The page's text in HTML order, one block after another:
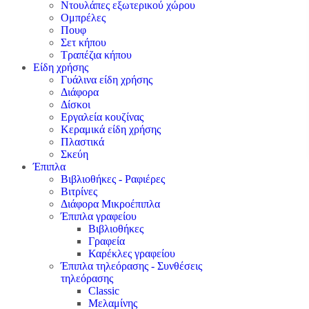
Ντουλάπες εξωτερικού χώρου
Ομπρέλες
Πουφ
Σετ κήπου
Τραπέζια κήπου
Είδη χρήσης
Γυάλινα είδη χρήσης
Διάφορα
Δίσκοι
Εργαλεία κουζίνας
Κεραμικά είδη χρήσης
Πλαστικά
Σκεύη
Έπιπλα
Βιβλιοθήκες - Ραφιέρες
Βιτρίνες
Διάφορα Μικροέπιπλα
Έπιπλα γραφείου
Βιβλιοθήκες
Γραφεία
Καρέκλες γραφείου
Έπιπλα τηλεόρασης - Συνθέσεις
τηλεόρασης
Classic
Μελαμίνης